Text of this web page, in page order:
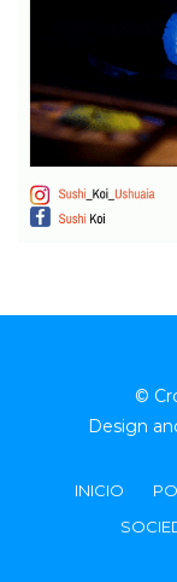
©
Design
INICIO